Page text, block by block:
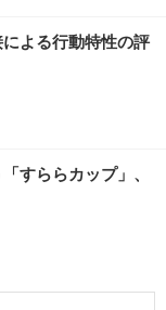
よる行動特性の評
すららカップ」、